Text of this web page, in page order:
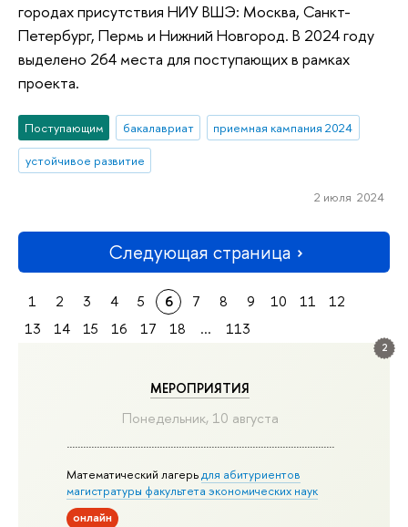
2
МЕРОПРИЯТИЯ
Понедельник, 10 августа
Математический лагерьдля абитуриентов
магистратуры факультета экономических наук
онлайн
городах присутствия НИУ ВШЭ: Москва, Санкт-
Петербург, Пермь и Нижний Новгород. В 2024 году
выделено 264 места для поступающих в рамках
проекта.
Поступающим бакалавриат
приемная кампания 2024
устойчивое развитие
2 июля 2024
Следующая страница
1 2 3 4 5 6 7 8 9 10 11
12
13
14 15 16 17 18 ... 113